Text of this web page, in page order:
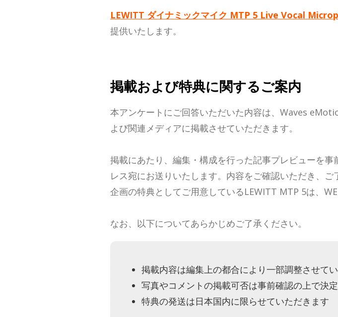
LEWITT ダイナミックマイク MTP 5 Live Vocal
提供いたします。
掲載および特典に関するご案内
本アンケートにご回答いただいた内容は、Waves
よび関連メディアに掲載させていただきます。
掲載にあたり、編集・構成を行った記事プレビューを
レス宛にお送りいたします。内容をご確認いただき、
企画の特典としてご用意しているLEWITT MTP 5は、
なお、以下についてあらかじめご了承ください。
掲載内容は編集上の都合により一部調整させて
写真やコメントの掲載可否は事前確認の上で決
特典の発送は日本国内に限らせていただきます